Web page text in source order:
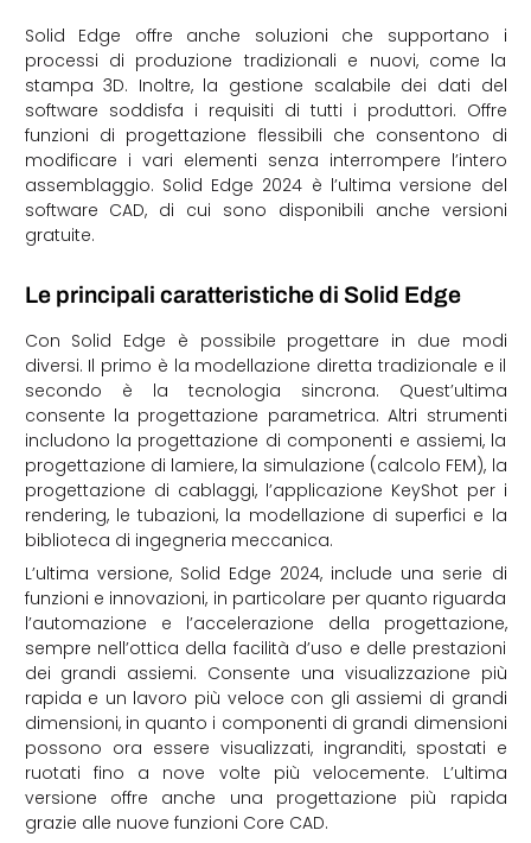
Solid Edge offre anche soluzioni che supportano i
processi di produzione tradizionali e nuovi, come la
stampa 3D. Inoltre, la gestione scalabile dei dati del
software soddisfa i requisiti di tutti i produttori. Offre
funzioni di progettazione flessibili che consentono di
modificare i vari elementi senza interrompere l’intero
assemblaggio. Solid Edge 2024 è l’ultima versione del
software CAD, di cui sono disponibili anche versioni
gratuite.
Le principali caratteristiche di Solid Edge
Con Solid Edge è possibile progettare in due modi
diversi. Il primo è la modellazione diretta tradizionale e il
secondo è la tecnologia sincrona. Quest’ultima
consente la progettazione parametrica. Altri strumenti
includono la progettazione di componenti e assiemi, la
progettazione di lamiere, la simulazione (calcolo FEM), la
progettazione di cablaggi, l’applicazione KeyShot per i
rendering, le tubazioni, la modellazione di superfici e la
biblioteca di ingegneria meccanica.
L’ultima versione, Solid Edge 2024, include una serie di
funzioni e innovazioni, in particolare per quanto riguarda
l’automazione e l’accelerazione della progettazione,
sempre nell’ottica della facilità d’uso e delle prestazioni
dei grandi assiemi. Consente una visualizzazione più
rapida e un lavoro più veloce con gli assiemi di grandi
dimensioni, in quanto i componenti di grandi dimensioni
possono ora essere visualizzati, ingranditi, spostati e
ruotati fino a nove volte più velocemente. L’ultima
versione offre anche una progettazione più rapida
grazie alle nuove funzioni Core CAD.